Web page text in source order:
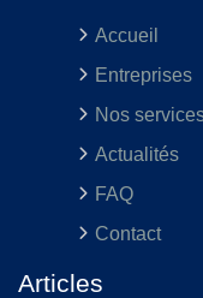
Accueil
Entreprises
Nos
Actualités
FAQ
Contact
Articles